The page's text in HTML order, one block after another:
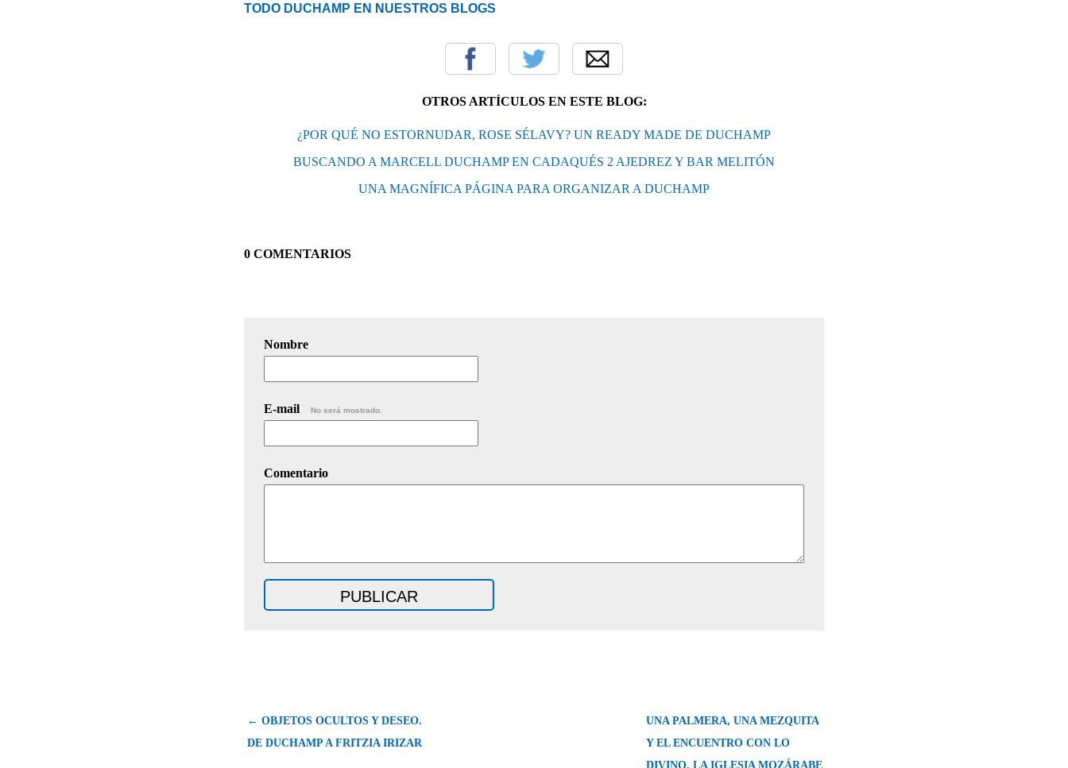
TODO DUCHAMP EN NUESTROS BLOGS
OTROS ARTÍCULOS EN ESTE BLOG:
¿POR QUÉ NO ESTORNUDAR, ROSE SÉLAVY? UN READY MADE DE DUCHAMP
BUSCANDO A MARCELL DUCHAMP EN CADAQUÉS 2 AJEDREZ Y BAR MELITÓN
UNA MAGNÍFICA PÁGINA PARA ORGANIZAR A DUCHAMP
0 COMENTARIOS
Nombre
E-mail No será mostrado.
Comentario
← OBJETOS OCULTOS Y DESEO.
DE DUCHAMP A FRITZIA IRIZAR
UNA PALMERA, UNA MEZQUITA
Y EL ENCUENTRO CON LO
DIVINO. LA IGLESIA MOZÁRABE